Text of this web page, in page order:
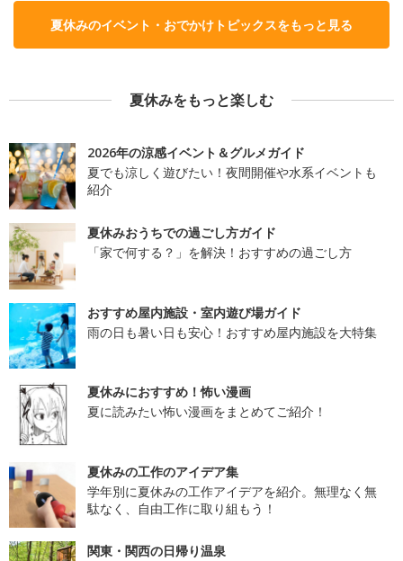
夏休みのイベント・おでかけトピックスをもっと見る
夏休みをもっと楽しむ
2026年の涼感イベント＆グルメガイド
夏でも涼しく遊びたい！夜間開催や水系イベントも
紹介
夏休みおうちでの過ごし方ガイド
「家で何する？」を解決！おすすめの過ごし方
おすすめ屋内施設・室内遊び場ガイド
雨の日も暑い日も安心！おすすめ屋内施設を大特集
夏休みにおすすめ！怖い漫画
夏に読みたい怖い漫画をまとめてご紹介！
夏休みの工作のアイデア集
学年別に夏休みの工作アイデアを紹介。無理なく無
駄なく、自由工作に取り組もう！
関東・関西の日帰り温泉